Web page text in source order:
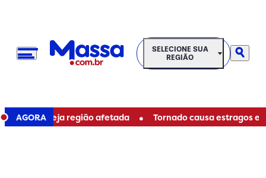
SELECIONE SUA REGIÃO
SELECIONE SUA
REGIÃO
AGORA
veja região afetada • Tornado causa estragos e deixa